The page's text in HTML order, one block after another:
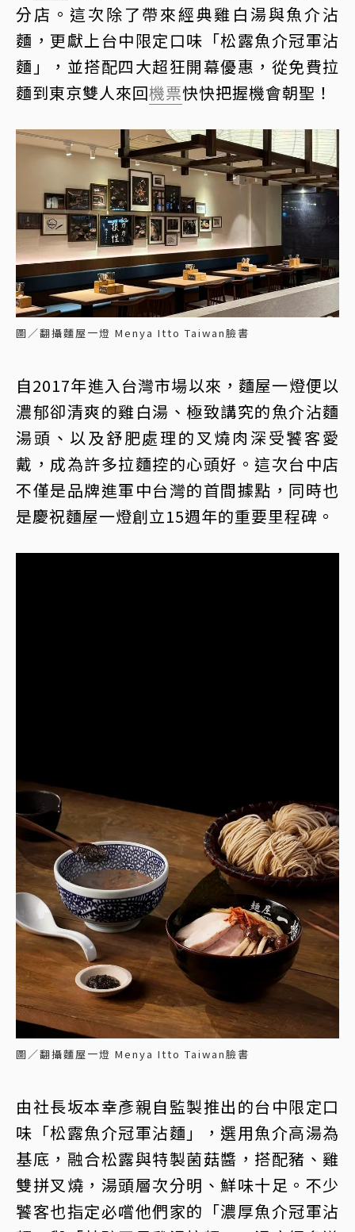
分店。這次除了帶來經典雞白湯與魚介沾
麵，更獻上台中限定口味「松露魚介冠軍沾
麵」，並搭配四大超狂開幕優惠，從免費拉
麵到東京雙人來回機票快快把握機會朝聖！
圖／翻攝麵屋一燈 Menya Itto Taiwan臉書
自2017年進入台灣市場以來，麵屋一燈便以
濃郁卻清爽的雞白湯、極致講究的魚介沾麵
湯頭、以及舒肥處理的叉燒肉深受饕客愛
戴，成為許多拉麵控的心頭好。這次台中店
不僅是品牌進軍中台灣的首間據點，同時也
是慶祝麵屋一燈創立15週年的重要里程碑。
圖／翻攝麵屋一燈 Menya Itto Taiwan臉書
由社長坂本幸彥親自監製推出的台中限定口
味「松露魚介冠軍沾麵」，選用魚介高湯為
基底，融合松露與特製菌菇醬，搭配豬、雞
雙拼叉燒，湯頭層次分明、鮮味十足。不少
饕客也指定必嚐他們家的「濃厚魚介冠軍沾